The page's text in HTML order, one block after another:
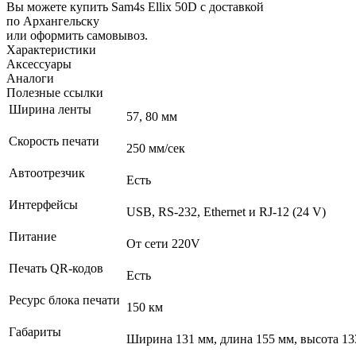
Вы можете купить Sam4s Ellix 50D с доставкой
по Архангельску
или оформить самовывоз.
Характеристики
Аксессуары
Аналоги
Полезные ссылки
Ширина ленты
57, 80 мм
Скорость печати
250 мм/сек
Автоотрезчик
Есть
Интерфейсы
USB, RS-232, Ethernet и RJ-12 (24 V)
Питание
От сети 220V
Печать QR-кодов
Есть
Ресурс блока печати
150 км
Габариты
Ширина 131 мм, длина 155 мм, высота